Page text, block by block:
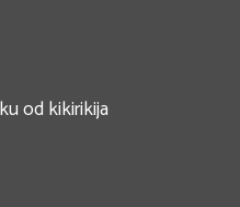
od kikirikija